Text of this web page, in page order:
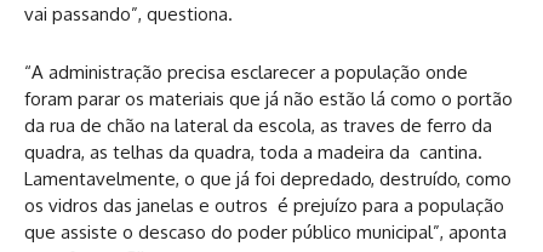
vai passando”, questiona.
“A administração precisa esclarecer a população onde
foram parar os materiais que já não estão lá como o portão
da rua de chão na lateral da escola, as traves de ferro da
quadra, as telhas da quadra, toda a madeira da cantina.
Lamentavelmente, o que já foi depredado, destruído, como
os vidros das janelas e outros é prejuízo para a população
que assiste o descaso do poder público municipal”, aponta